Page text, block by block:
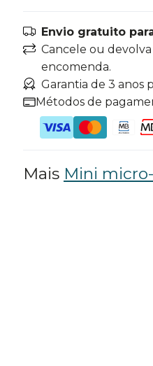
Envio gratuito
Cancele ou
encomenda.
Garantia de 3 anos
Métodos de
Mais Mini